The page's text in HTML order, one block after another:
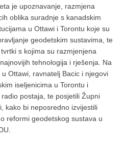
je upoznavanje, razmjena
oblika suradnje s kanadskim
u Ottawi i Torontu koje su
geodetskim sustavima, te
s kojima su razmjenjena
tehnologija i rješenja. Na
Ottawi, ravnatelj Bacic i njegovi
iseljenicima u Torontu i
postaja, te posjetili Župni
kako bi neposredno izvijestili
reformi geodetskog sustava u